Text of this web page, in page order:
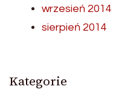
wrzesień 2014
sierpień 2014
Kategorie